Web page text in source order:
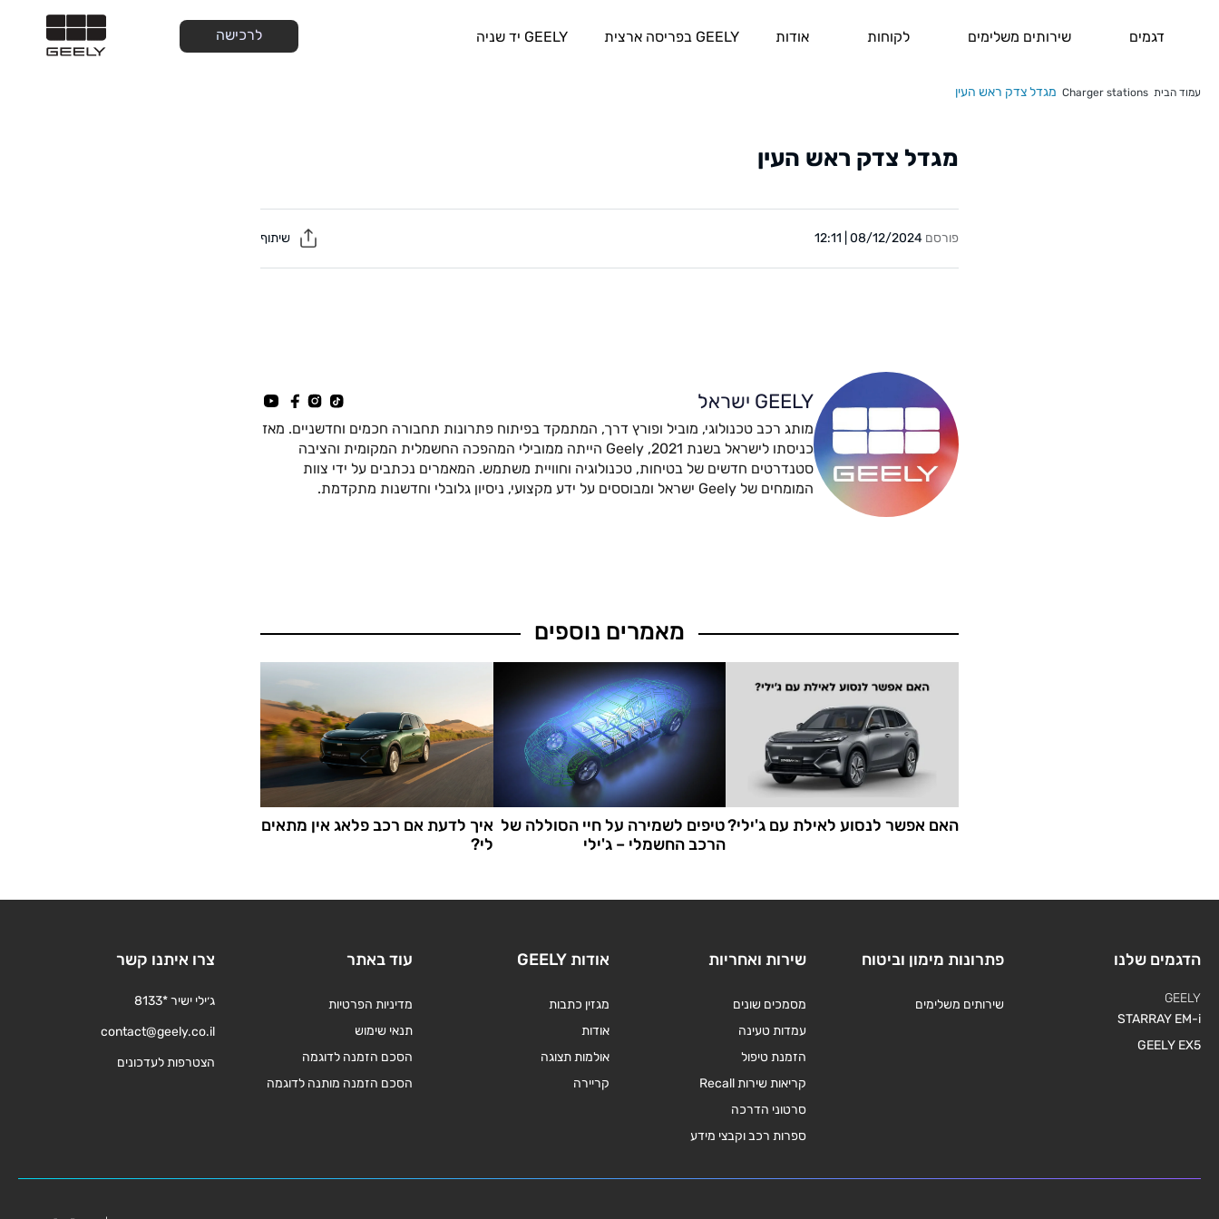
דגמים שירותים משלימים לקוחות אודות GEELY בפריסה ארצית GEELY יד שניה לרכישה
עמוד הבית Charger stations מגדל צדק ראש העין
מגדל צדק ראש העין
פורסם 08/12/2024 | 12:11
GEELY ישראל
מותג רכב טכנולוגי, מוביל ופורץ דרך, המתמקד בפיתוח פתרונות תחבורה חכמים וחדשניים. מאז
כניסתו לישראל בשנת 2021, Geely הייתה ממובילי המהפכה החשמלית המקומית והציבה
סטנדרטים חדשים של בטיחות, טכנולוגיה וחוויית משתמש. המאמרים נכתבים על ידי צוות
המומחים של Geely ישראל ומבוססים על ידע מקצועי, ניסיון גלובלי וחדשנות מתקדמת.
מאמרים נוספים
האם אפשר לנסוע לאילת עם ג'ילי?טיפים לשמירה על חיי הסוללה של
הרכב החשמלי – ג'ילי
איך לדעת אם רכב פלאג אין מתאים
לי?
הדגמים שלנו
GEELY
STARRAY EM-i
GEELY EX5
פתרונות מימון וביטוח
שירותים משלימים
שירות ואחריות
מסמכים שונים
עמדות טעינה
הזמנת טיפול
קריאות שירות Recall
סרטוני הדרכה
ספרות רכב וקבצי מידע
אודות GEELY
מגזין כתבות
אודות
אולמות תצוגה
קריירה
עוד באתר
מדיניות הפרטיות
תנאי שימוש
הסכם הזמנה לדוגמה
הסכם הזמנה מותנה לדוגמה
צרו איתנו קשר
ג׳ילי ישיר *8133
contact@geely.co.il
הצטרפות לעדכונים